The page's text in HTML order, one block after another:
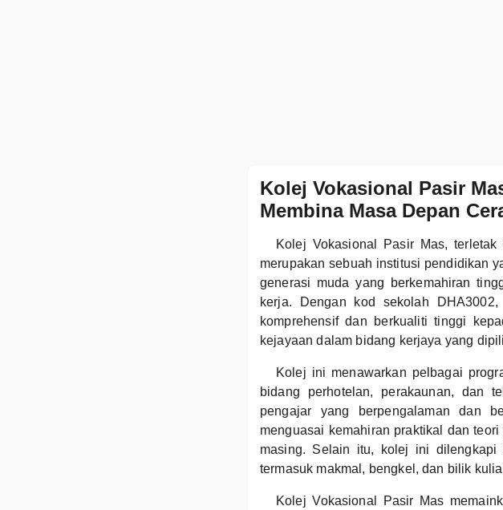
Kolej Vokasional Pasir
Membina Masa Depan
Kolej Vokasional Pasir Mas,
merupakan sebuah institusi pendidikan
generasi muda yang berkemahiran
kerja. Dengan kod sekolah
komprehensif dan berkualiti tinggi
kejayaan dalam bidang kerjaya yang
Kolej ini menawarkan pelbagai
bidang perhotelan, perakaunan, dan
pengajar yang berpengalaman dan
menguasai kemahiran praktikal dan
masing. Selain itu, kolej ini dilengkapi
termasuk makmal, bengkel, dan bilik
Kolej Vokasional Pasir Mas